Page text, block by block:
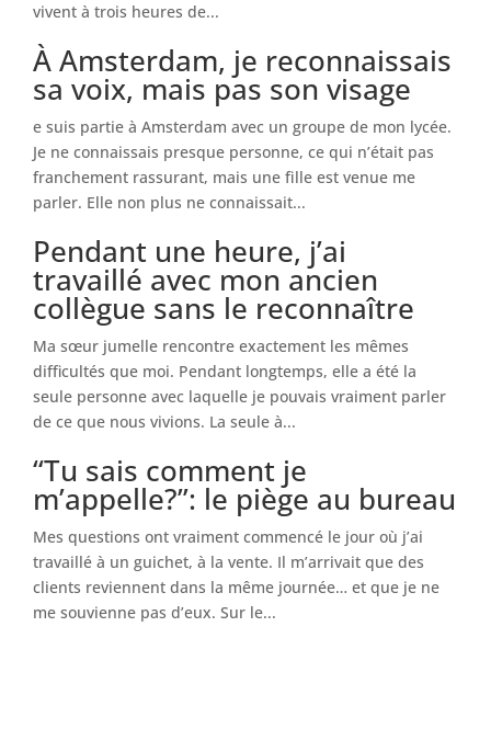
vivent à trois heures de...
À Amsterdam, je reconnaissais
sa voix, mais pas son visage
e suis partie à Amsterdam avec un groupe de mon lycée.
Je ne connaissais presque personne, ce qui n’était pas
franchement rassurant, mais une fille est venue me
parler. Elle non plus ne connaissait...
Pendant une heure, j’ai
travaillé avec mon ancien
collègue sans le reconnaître
Ma sœur jumelle rencontre exactement les mêmes
difficultés que moi. Pendant longtemps, elle a été la
seule personne avec laquelle je pouvais vraiment parler
de ce que nous vivions. La seule à...
“Tu sais comment je
m’appelle?”: le piège au bureau
Mes questions ont vraiment commencé le jour où j’ai
travaillé à un guichet, à la vente. Il m’arrivait que des
clients reviennent dans la même journée… et que je ne
me souvienne pas d’eux. Sur le...